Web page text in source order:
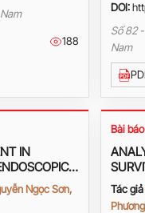
188
DOI:
Số 82
Nam
IN
Ngọc Sơn,
Bài
Tác giả